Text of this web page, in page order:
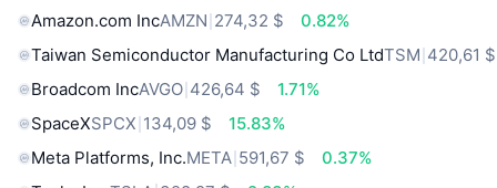
Amazon.com IncAMZN 274,32 $
0.82%
Taiwan Semiconductor Manufacturing Co LtdTSM 420,61 $
Broadcom IncAVGO 426,64 $
1.71%
SpaceXSPCX 134,09 $
15.83%
Meta Platforms, Inc.META 591,67 $
0.37%